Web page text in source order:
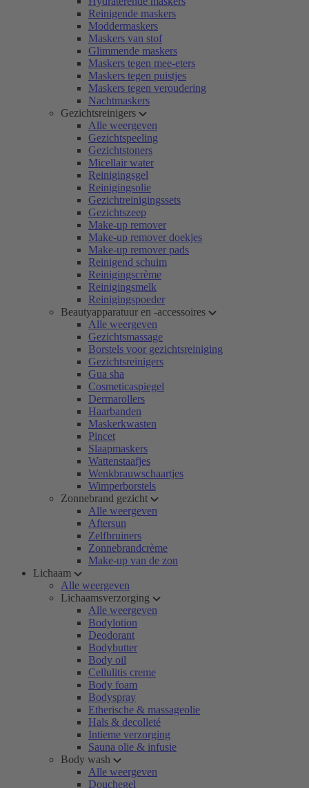
Reinigende maskers
Moddermaskers
Maskers van stof
Glimmende maskers
Maskers tegen mee-eters
Maskers tegen puistjes
Maskers tegen veroudering
Nachtmaskers
Gezichtsreinigers
Alle weergeven
Gezichtspeeling
Gezichtstoners
Micellair water
Reinigingsgel
Reinigingsolie
Gezichtreinigingssets
Gezichtszeep
Make-up remover
Make-up remover doekjes
Make-up remover pads
Reinigend schuim
Reinigingscrème
Reinigingsmelk
Reinigingspoeder
Beautyapparatuur en -accessoires
Alle weergeven
Gezichtsmassage
Borstels voor gezichtsreiniging
Gezichtsreinigers
Gua sha
Cosmeticaspiegel
Dermarollers
Haarbanden
Maskerkwasten
Pincet
Slaapmaskers
Wattenstaafjes
Wenkbrauwschaartjes
Wimperborstels
Zonnebrand gezicht
Alle weergeven
Aftersun
Zelfbruiners
Zonnebrandcrème
Make-up van de zon
Lichaam
Alle weergeven
Lichaamsverzorging
Alle weergeven
Bodylotion
Deodorant
Bodybutter
Body oil
Cellulitis creme
Body foam
Bodyspray
Etherische & massageolie
Hals & decolleté
Intieme verzorging
Sauna olie & infusie
Body wash
Alle weergeven
Douchegel